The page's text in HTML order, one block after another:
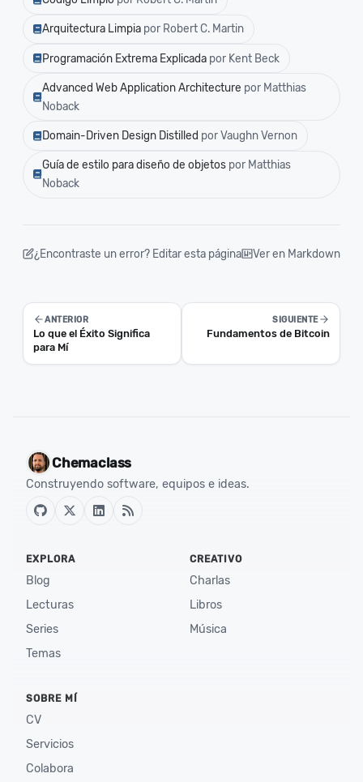
Arquitectura Limpia por Robert C. Martin
Programación Extrema Explicada por Kent Beck
Advanced Web Application Architecture por Matthias
Noback
Domain-Driven Design Distilled por Vaughn Vernon
Guía de estilo para diseño de objetos por Matthias
Noback
¿Encontraste un error? Editar esta página Ver en Markdown
ANTERIOR
Lo que el Éxito Significa
para Mí
SIGUIENTE
Fundamentos de Bitcoin
Chemaclass
Construyendo software, equipos e ideas.
EXPLORA
Blog
Lecturas
Series
Temas
CREATIVO
Charlas
Libros
Música
SOBRE MÍ
CV
Servicios
Colabora